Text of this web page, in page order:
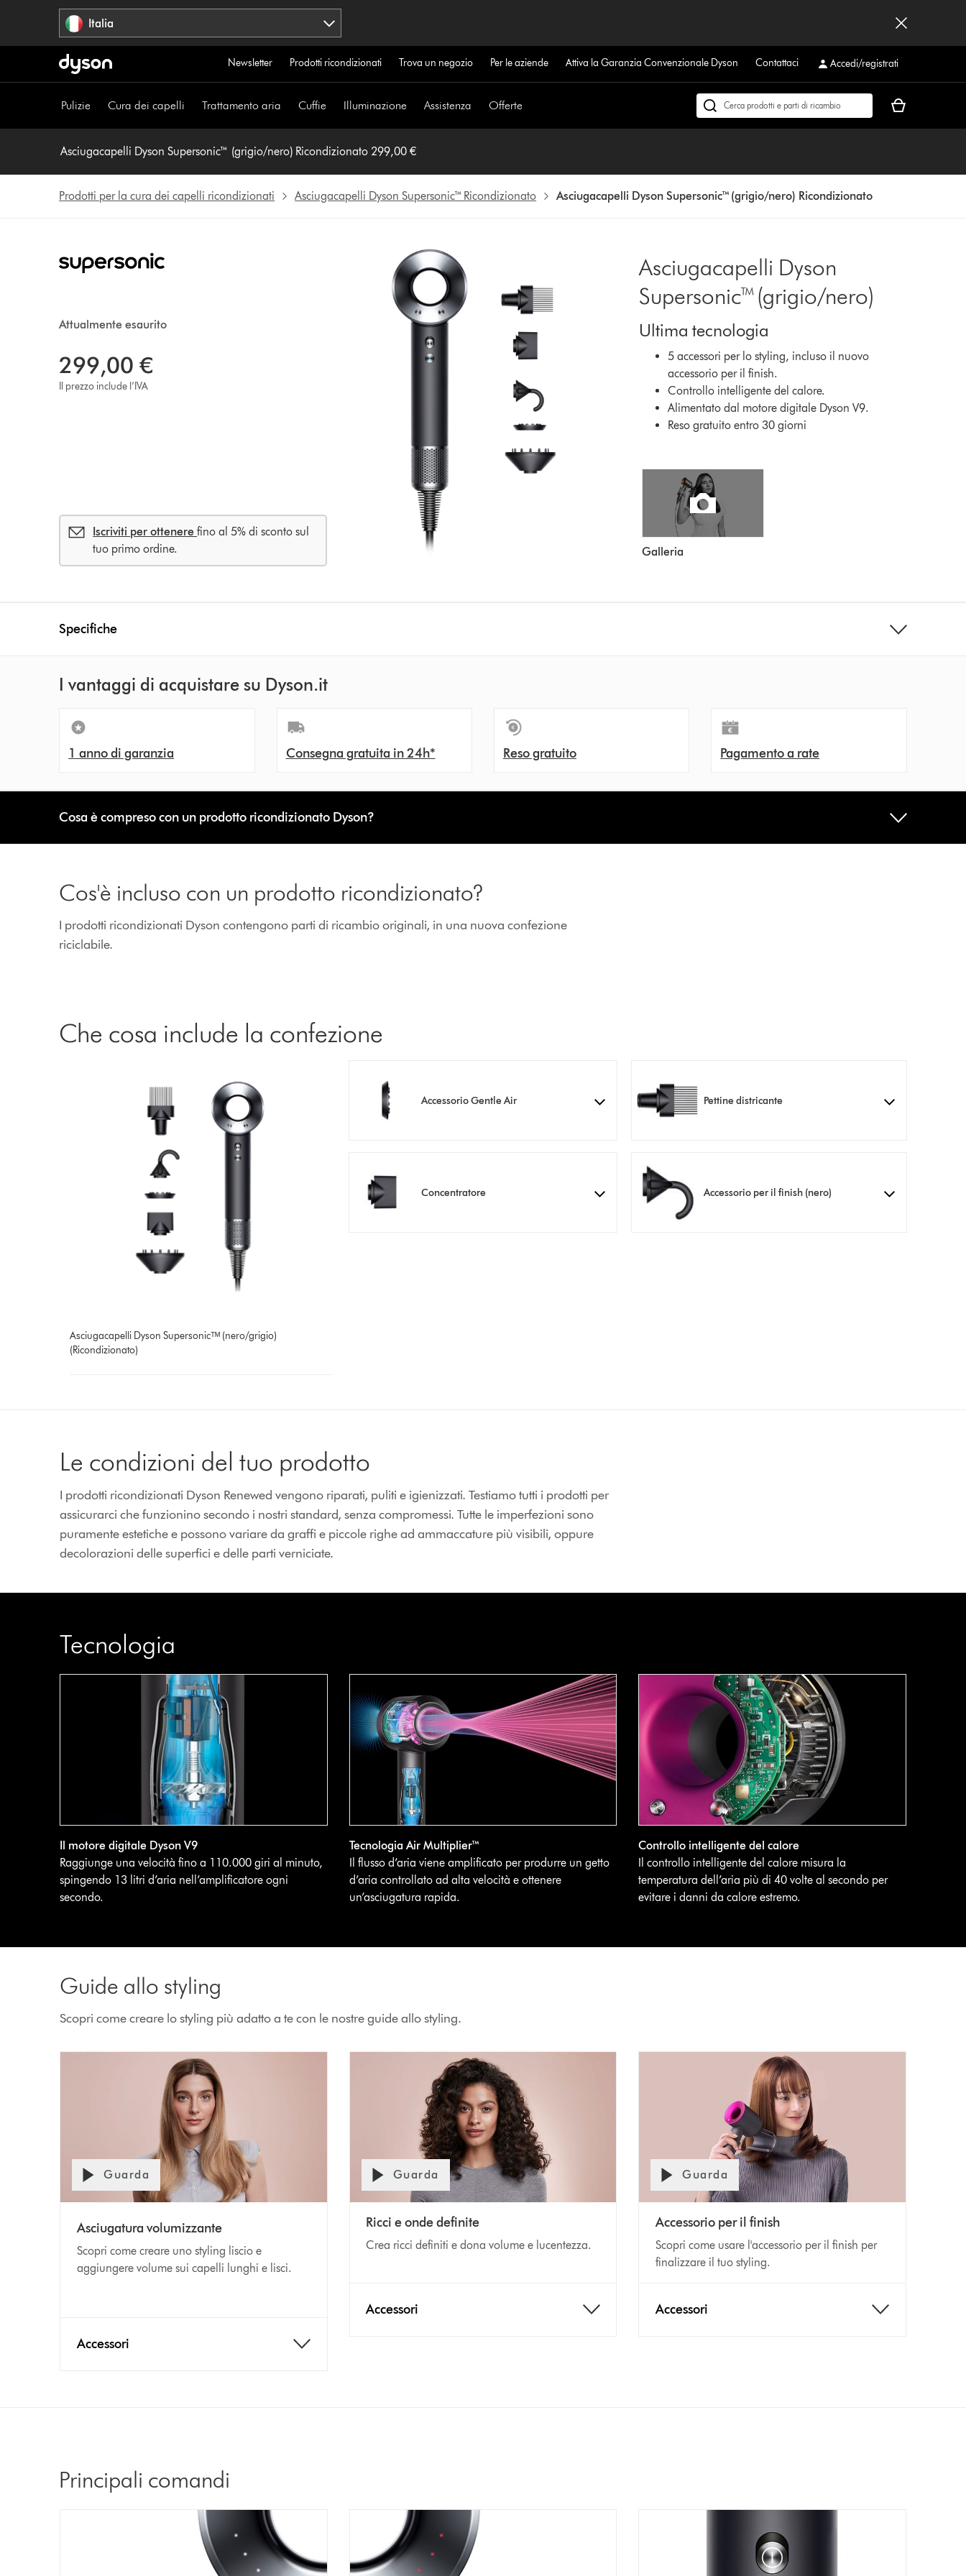
Italia
Newsletter Prodotti ricondizionati Trova un negozio Per le aziende Attiva la Garanzia Convenzionale Dyson Contattaci Accedi/registrati
Pulizie Cura dei capelli Trattamento aria Cuffie Illuminazione Assistenza Offerte
Cerca
Il
Asciugacapelli Dyson Supersonic™ (grigio/nero) Ricondizionato 299,00 €
Prodotti per la cura dei capelli ricondizionati Asciugacapelli Dyson Supersonic™ Ricondizionato Asciugacapelli Dyson Supersonic™ (grigio/nero) Ricondizionato
Attualmente esaurito
299,00 €
Il prezzo include l’IVA
Iscriviti per ottenerefino al 5% di sconto sul
tuo primo ordine.
Asciugacapelli Dyson
Supersonic™ (grigio/nero)
Ultima tecnologia
5 accessori per lo styling, incluso il nuovo
accessorio per il finish.
Controllo intelligente del calore.
Alimentato dal motore digitale Dyson V9.
Reso gratuito entro 30 giorni
Galleria
Specifiche
I vantaggi di acquistare su Dyson.it
1 anno di garanzia Consegna gratuita in 24h* Reso gratuito Pagamento a rate
Cosa è compreso con un prodotto ricondizionato Dyson?
Cos'è incluso con un prodotto ricondizionato?
I prodotti ricondizionati Dyson contengono parti di ricambio originali, in una nuova confezione
riciclabile.
Che cosa include la confezione
Asciugacapelli Dyson Supersonicᵀᴹ (nero/grigio)
(Ricondizionato)
Accessorio Gentle Air
Concentratore
Pettine districante
Accessorio per il finish (nero)
Le condizioni del tuo prodotto
I prodotti ricondizionati Dyson Renewed vengono riparati, puliti e igienizzati. Testiamo tutti i prodotti per
assicurarci che funzionino secondo i nostri standard, senza compromessi. Tutte le imperfezioni sono
puramente estetiche e possono variare da graffi e piccole righe ad ammaccature più visibili, oppure
decolorazioni delle superfici e delle parti verniciate.
Tecnologia
Il motore digitale Dyson V9
Raggiunge una velocità fino a 110.000 giri al minuto,
spingendo 13 litri d’aria nell’amplificatore ogni
secondo.
Tecnologia Air Multiplier™
Il flusso d’aria viene amplificato per produrre un getto
d’aria controllato ad alta velocità e ottenere
un’asciugatura rapida.
Controllo intelligente del calore
Il controllo intelligente del calore misura la
temperatura dell’aria più di 40 volte al secondo per
evitare i danni da calore estremo.
Guide allo styling
Scopri come creare lo styling più adatto a te con le nostre guide allo styling.
Transcript
Apri
video
Guarda
Asciugatura volumizzante
Scopri come creare uno styling liscio e
aggiungere volume sui capelli lunghi e lisci.
Accessori
Transcript
Apri
video
Guarda
Ricci e onde definite
Crea ricci definiti e dona volume e lucentezza.
Accessori
Transcript
Apri
video
Guarda
Accessorio per il finish
Scopri come usare l'accessorio per il finish per
finalizzare il tuo styling.
Accessori
Principali comandi